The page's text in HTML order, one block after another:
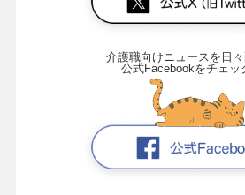
介護職向けニュースを日々
公式Facebookをチェッ